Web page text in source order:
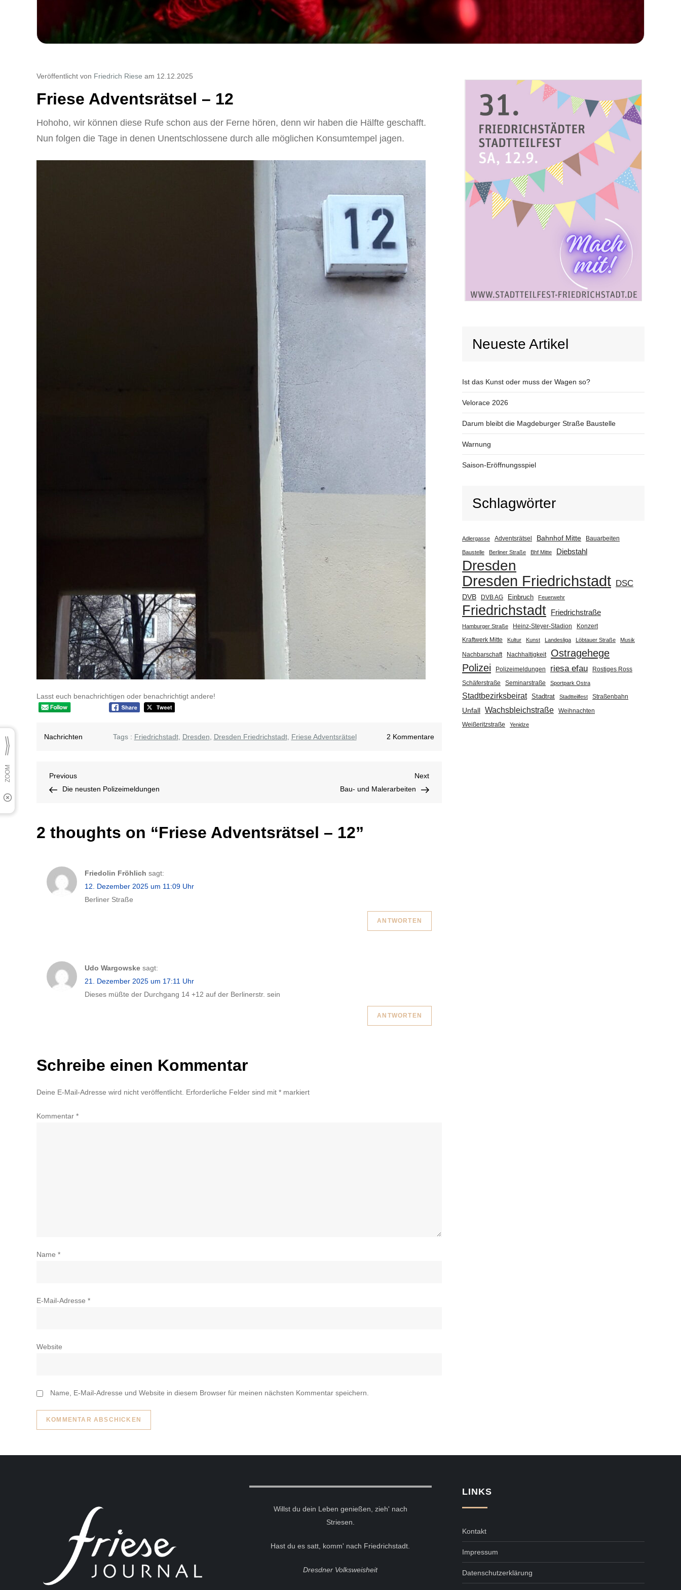
Veröffentlicht von Friedrich Riese am 12.12.2025
Friese Adventsrätsel – 12
Hohoho, wir können diese Rufe schon aus der Ferne hören, denn wir haben die Hälfte geschafft.
Nun folgen die Tage in denen Unentschlossene durch alle möglichen Konsumtempel jagen.
Lasst euch benachrichtigen oder benachrichtigt andere!
Nachrichten Tags : Friedrichstadt, Dresden, Dresden Friedrichstadt, Friese Adventsrätsel 2 Kommentarezu
Beitragsnavigation
Previous
Post
Previous
Die neusten Polizeimeldungen
Next
Post
Next
Bau- und Malerarbeiten
2 thoughts on “Friese Adventsrätsel – 12”
Friedolin Fröhlich sagt:
12. Dezember 2025 um 11:09 Uhr
Berliner Straße
ANTWORTEN
Udo Wargowske sagt:
21. Dezember 2025 um 17:11 Uhr
Dieses müßte der Durchgang 14 +12 auf der Berlinerstr. sein
ANTWORTEN
Schreibe einen Kommentar
Deine E-Mail-Adresse wird nicht veröffentlicht. Erforderliche Felder sind mit * markiert
Kommentar *
Name *
E-Mail-Adresse *
Website
Name, E-Mail-Adresse und Website in diesem Browser für meinen nächsten Kommentar speichern.
Neueste Artikel
Ist das Kunst oder muss der Wagen so?
Velorace 2026
Darum bleibt die Magdeburger Straße Baustelle
Warnung
Saison-Eröffnungsspiel
Schlagwörter
Adlergasse Adventsrätsel Bahnhof Mitte Bauarbeiten
Baustelle Berliner Straße Bhf Mitte Diebstahl
Dresden
Dresden Friedrichstadt DSC
DVB DVB AG Einbruch Feuerwehr
Friedrichstadt Friedrichstraße
Hamburger Straße Heinz-Steyer-Stadion
Konzert
Kraftwerk Mitte
Kultur Kunst Landesliga Löbtauer Straße Musik
Nachbarschaft Nachhaltigkeit
Ostragehege
Polizei
Polizeimeldungen riesa efau Rostiges Ross
Schäferstraße Seminarstraße Sportpark Ostra
Stadtbezirksbeirat Stadtrat Stadtteilfest Straßenbahn
Unfall Wachsbleichstraße
Weihnachten
Weißeritzstraße
Yenidze
Willst du dein Leben genießen, zieh' nach
Striesen.
Hast du es satt, komm' nach Friedrichstadt.
Dresdner Volksweisheit
LINKS
Kontakt
Impressum
Datenschutzerklärung